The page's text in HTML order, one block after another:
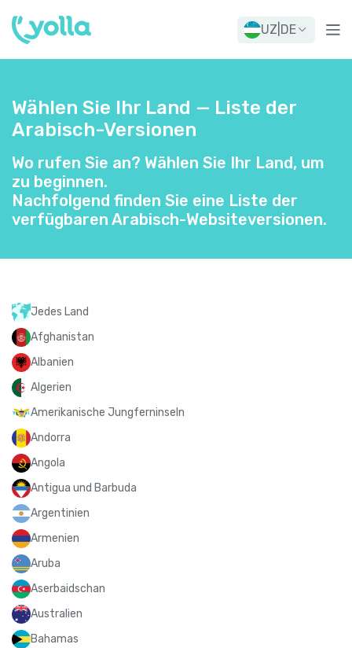
UZ DE
Wählen Sie Ihr Land — Liste der
Arabisch-Versionen
Wo rufen Sie an? Wählen Sie Ihr Land, um
zu beginnen.
Nachfolgend finden Sie eine Liste der
verfügbaren Arabisch-Websiteversionen.
Jedes Land
Afghanistan
Albanien
Algerien
Amerikanische Jungferninseln
Andorra
Angola
Antigua und Barbuda
Argentinien
Armenien
Aruba
Aserbaidschan
Australien
Bahamas